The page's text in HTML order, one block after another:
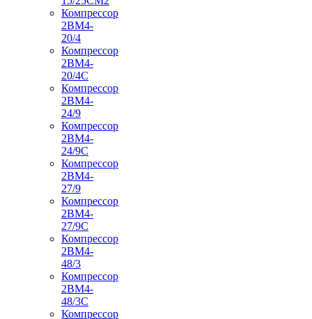
Компрессор
2ВМ4-
20/4
Компрессор
2ВМ4-
20/4С
Компрессор
2ВМ4-
24/9
Компрессор
2ВМ4-
24/9С
Компрессор
2ВМ4-
27/9
Компрессор
2ВМ4-
27/9С
Компрессор
2ВМ4-
48/3
Компрессор
2ВМ4-
48/3С
Компрессор